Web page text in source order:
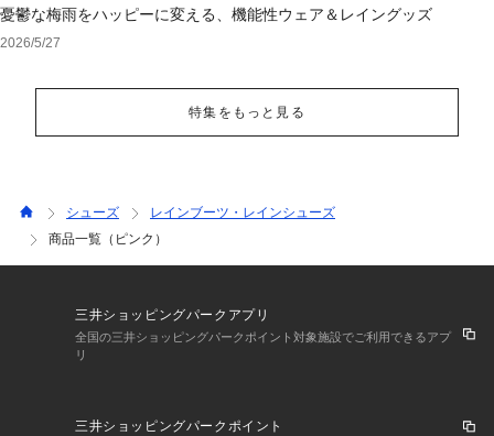
憂鬱な梅雨をハッピーに変える、機能性ウェア＆レイングッズ
2026/5/27
特集をもっと見る
シューズ
レインブーツ・レインシューズ
商品一覧（ピンク）
三井ショッピングパークアプリ
全国の三井ショッピングパークポイント対象施設でご利用できるアプ
リ
三井ショッピングパークポイント